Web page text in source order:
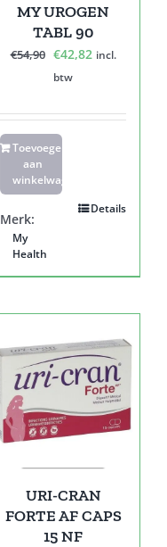
MY UROGEN
TABL 90
€54,90 Oorspronkelijke
prijs
€54,90.
€42,82Huidige
€42,82.
incl.
btw
Toevoegen
aan
winkelwagen
Details
Merk:
My
Health
URI-CRAN
FORTE AF CAPS
15 NF